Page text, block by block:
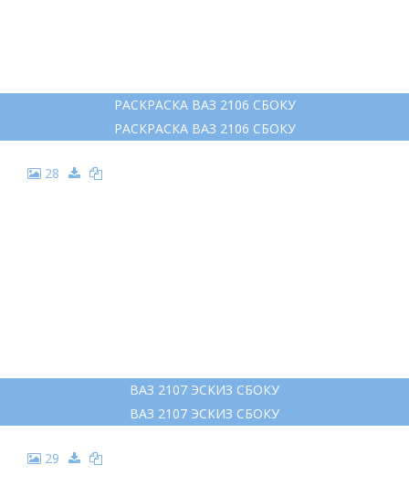
РАСКРАСКА ВАЗ 2106 СБОКУ
РАСКРАСКА ВАЗ 2106 СБОКУ
28
ВАЗ 2107 ЭСКИЗ СБОКУ
ВАЗ 2107 ЭСКИЗ СБОКУ
29